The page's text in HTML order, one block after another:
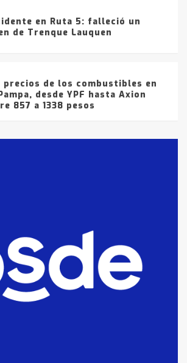
en Ruta 5: falleció un
de Trenque Lauquen
precios de los combustibles en
desde YPF hasta Axion
857 a 1338 pesos
detenidos por
de drogas en la
del sábado
se vendió el edificio de
fue la planta Industrial del